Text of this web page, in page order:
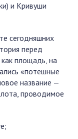
и Кривуши
сегодняшних
перед
площадь, на
«потешные
название —
проводимое